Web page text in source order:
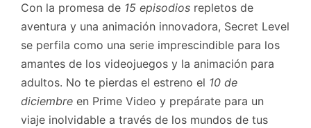
Con la promesa de 15 episodios repletos de
aventura y una animación innovadora, Secret Level
se perfila como una serie imprescindible para los
amantes de los videojuegos y la animación para
adultos. No te pierdas el estreno el 10 de
diciembre en Prime Video y prepárate para un
viaje inolvidable a través de los mundos de tus